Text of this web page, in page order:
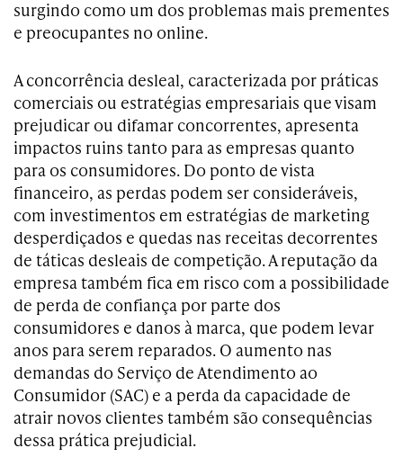
surgindo como um dos problemas mais prementes
e preocupantes no online.
A concorrência desleal, caracterizada por práticas
comerciais ou estratégias empresariais que visam
prejudicar ou difamar concorrentes, apresenta
impactos ruins tanto para as empresas quanto
para os consumidores. Do ponto de vista
financeiro, as perdas podem ser consideráveis,
com investimentos em estratégias de marketing
desperdiçados e quedas nas receitas decorrentes
de táticas desleais de competição. A reputação da
empresa também fica em risco com a possibilidade
de perda de confiança por parte dos
consumidores e danos à marca, que podem levar
anos para serem reparados. O aumento nas
demandas do Serviço de Atendimento ao
Consumidor (SAC) e a perda da capacidade de
atrair novos clientes também são consequências
dessa prática prejudicial.